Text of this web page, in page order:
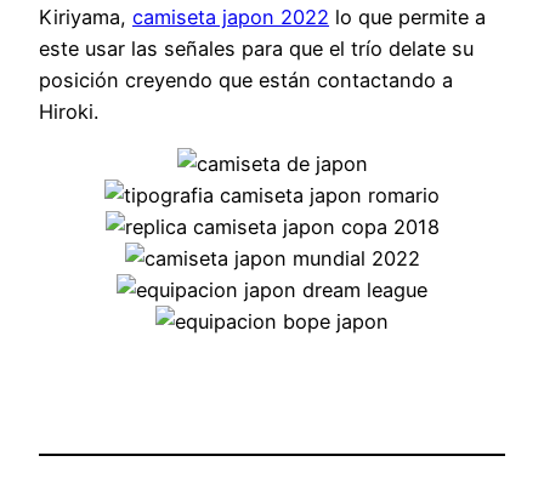
Kiriyama, camiseta japon 2022 lo que permite a
este usar las señales para que el trío delate su
posición creyendo que están contactando a
Hiroki.